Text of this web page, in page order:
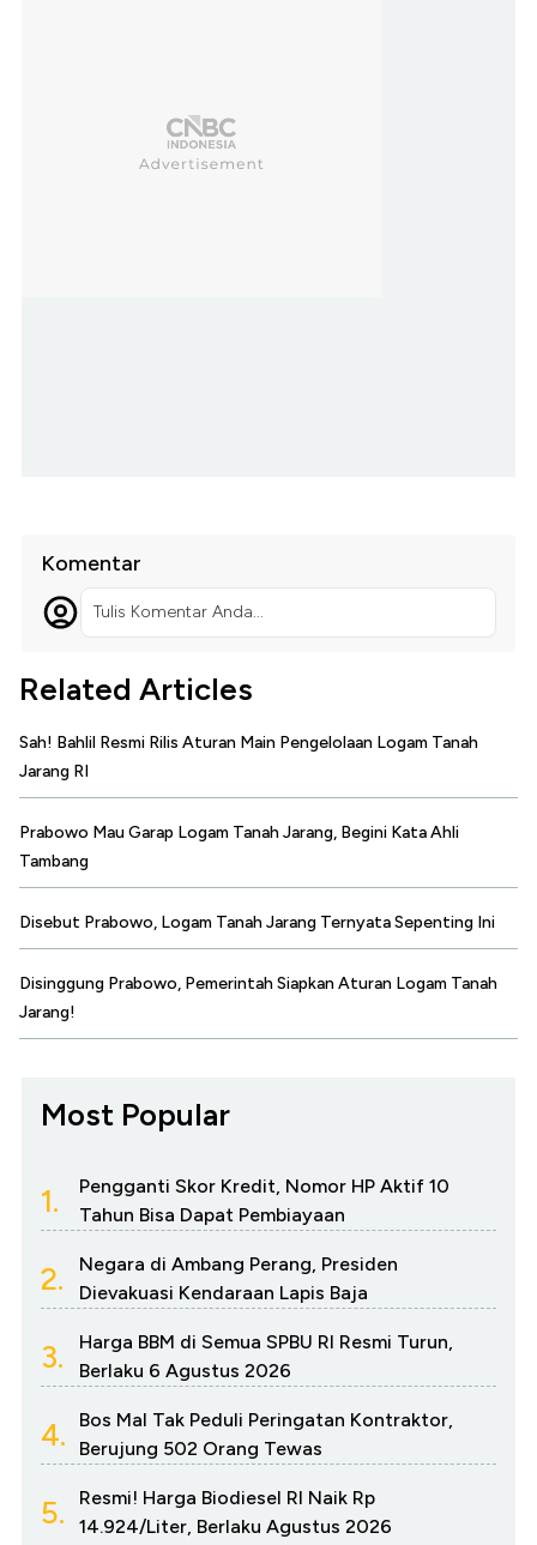
Komentar
Tulis Komentar Anda...
Related Articles
Sah! Bahlil Resmi Rilis Aturan Main Pengelolaan Logam Tanah
Jarang RI
Prabowo Mau Garap Logam Tanah Jarang, Begini Kata Ahli
Tambang
Disebut Prabowo, Logam Tanah Jarang Ternyata Sepenting Ini
Disinggung Prabowo, Pemerintah Siapkan Aturan Logam Tanah
Jarang!
Most Popular
1.
Pengganti Skor Kredit, Nomor HP Aktif 10
Tahun Bisa Dapat Pembiayaan
2.
Negara di Ambang Perang, Presiden
Dievakuasi Kendaraan Lapis Baja
3.
Harga BBM di Semua SPBU RI Resmi Turun,
Berlaku 6 Agustus 2026
4.
Bos Mal Tak Peduli Peringatan Kontraktor,
Berujung 502 Orang Tewas
5.
Resmi! Harga Biodiesel RI Naik Rp
14.924/Liter, Berlaku Agustus 2026